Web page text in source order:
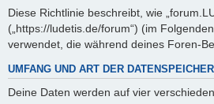
Diese Richtlinie beschreibt, wie
(„https://ludetis.de/forum“) (im
verwendet, die während deines Foren-
UMFANG UND ART DER
Deine Daten werden auf vier